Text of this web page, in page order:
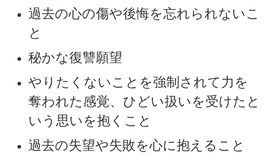
過去の心の傷や後悔を忘れられないこ
と
秘かな復讐願望
やりたくないことを強制されて力を
奪われた感覚、ひどい扱いを受けたと
いう思いを抱くこと
過去の失望や失敗を心に抱えること